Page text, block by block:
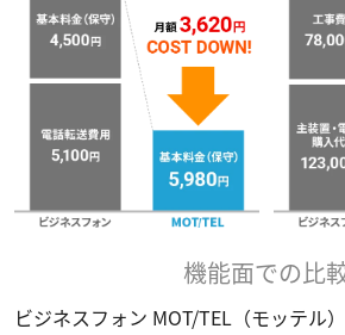
機能面での比
ビジネスフォン MOT/TEL（モッテル